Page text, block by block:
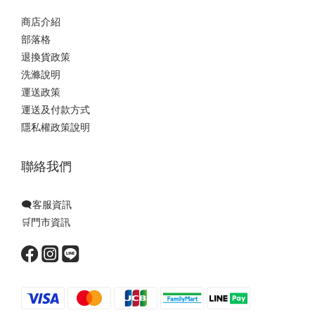
商店介紹
部落格
退換貨政策
洗滌說明
運送政策
運送及付款方式
隱私權政策說明
聯絡我們
🗨️客服資訊
🛒門市資訊